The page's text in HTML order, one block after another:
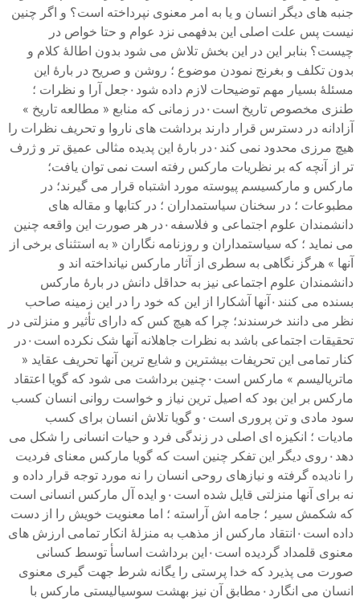
جنبه های دیگر انسان و یا به امر معنوی نپرداخته است؟ و اگر چنین
نیست پس علت اصلی این بدفهمی نزد عوام و حتا خواص در
چیست؟ بنابر این در این بخش تلاش می شود بدون اطالهٔ کلام و
بدون تکلف و بغرنج نمودن موضوع ؛ روشن و صریح در بارهٔ این
مسئلهٔ بسیار مهم توضیحات لازم داده شود۰جعل آرا و نظرات ؛
طنزی مخصوص تاریخ است۰در زمانی که منابع « مطالعه تاریخ »
آزادانه در دسترس قرار دارند برداشت های ناروا و تحریف نظرات را
هیچ مرزی محدود نمی کند۰در بارهٔ این پدیده مثالی عمیق تر و ژرف
تر از آنچه که بر نظریات مارکس رفته است نمی توان یافت؛
مارکس و مارکسیسم پیوسته مورد اشتباه قرار می گیرند؛ در
مطبوعات ؛ در سخنان سیاستمداران ؛ در کتابها و مقاله های
دانشمندان علوم اجتماعی و فلاسفه۰در هر صورت این واقعه چنین
می نماید ؛ که سیاستمداران و روزنامه نگاران « به استثنای برخی از
آنها » هرگز نگاهی به سطری از آثار مارکس نیانداخته اند و
دانشمندان علوم اجتماعی نیز به حداقل دانش در بارهٔ مارکس
بسنده می کنند۰آنها آشکارا از این که خود را در این زمینه صاحب
نظر می دانند خرسندند؛ چرا که هیچ کس که دارای تأثیر و منزلتی در
تحقیقات اجتماعی باشد به نظرات جاهلانه آنها شک نکرده است۰در
کنار تمامی این تحریفات بیشترین و شایع ترین آنها تحریف عقاید «
ماتریالیسم » مارکس است۰چنین برداشت می شود که گویا اعتقاد
مارکس بر این بود که اصیل ترین نیاز و خواست روانی انسان کسب
سود مادی و تن پروری است۰و گویا تلاش انسان برای کسب
مادیات ؛ انکیزه ای اصلی در زندگی فرد و حیات انسانی را شکل می
دهد۰روی دیگر این تفکر چنین است که گویا مارکس معنای فردیت
را نادیده گرفته و نیازهای روحی انسان را نه مورد توجه قرار داده و
نه برای آنها منزلتی قایل شده است۰و ایده آل مارکس انسانی است
که شکمش سیر ؛ جامه اش آراسته ؛ اما معنویت خویش را از دست
داده است۰انتقاد مارکس از مذهب به منزلهٔ انکار تمامی ارزش های
معنوی قلمداد گردیده است۰این برداشت اساسأ توسط کسانی
صورت می پذیرد که خدا پرستی را یگانه شرط جهت گیری معنوی
انسان می انگارد۰مطابق آن نیز بهشت سوسیالیستی مارکس با